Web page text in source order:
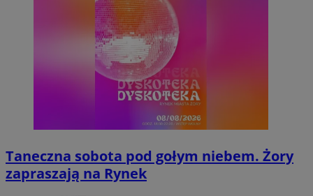
Taneczna sobota pod gołym niebem. Żory
zapraszają na Rynek